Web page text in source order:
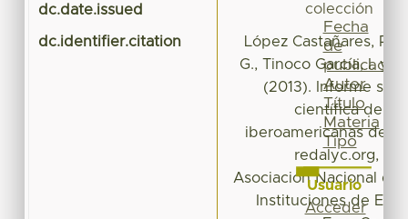
dc.date.issued
dc.identifier.citation
López Castañares, R.,
G., Tinoco García, I. y
(2013). Informe
científica de
iberoamericanas de
redalyc.org,
Asociación Nacional de
Instituciones de
colección
Fecha
de
publicación
Autor
Título
Materia
Tipo
Usuario
Acceder